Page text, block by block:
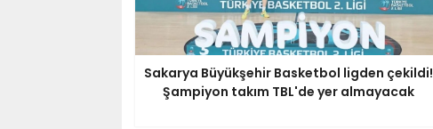
Sakarya Büyükşehir Basketbol ligden çekildi!
Şampiyon takım TBL'de yer almayacak